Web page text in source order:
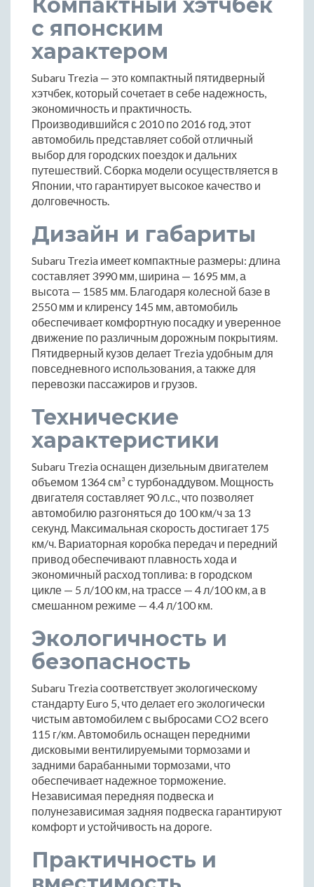
с японским
характером
Subaru Trezia — это компактный пятидверный
хэтчбек, который сочетает в себе надежность,
экономичность и практичность.
Производившийся с 2010 по 2016 год, этот
автомобиль представляет собой отличный
выбор для городских поездок и дальних
путешествий. Сборка модели осуществляется в
Японии, что гарантирует высокое качество и
долговечность.
Дизайн и габариты
Subaru Trezia имеет компактные размеры: длина
составляет 3990 мм, ширина — 1695 мм, а
высота — 1585 мм. Благодаря колесной базе в
2550 мм и клиренсу 145 мм, автомобиль
обеспечивает комфортную посадку и уверенное
движение по различным дорожным покрытиям.
Пятидверный кузов делает Trezia удобным для
повседневного использования, а также для
перевозки пассажиров и грузов.
Технические
характеристики
Subaru Trezia оснащен дизельным двигателем
объемом 1364 см³ с турбонаддувом. Мощность
двигателя составляет 90 л.с., что позволяет
автомобилю разгоняться до 100 км/ч за 13
секунд. Максимальная скорость достигает 175
км/ч. Вариаторная коробка передач и передний
привод обеспечивают плавность хода и
экономичный расход топлива: в городском
цикле — 5 л/100 км, на трассе — 4 л/100 км, а в
смешанном режиме — 4.4 л/100 км.
Экологичность и
безопасность
Subaru Trezia соответствует экологическому
стандарту Euro 5, что делает его экологически
чистым автомобилем с выбросами CO2 всего
115 г/км. Автомобиль оснащен передними
дисковыми вентилируемыми тормозами и
задними барабанными тормозами, что
обеспечивает надежное торможение.
Независимая передняя подвеска и
полунезависимая задняя подвеска гарантируют
комфорт и устойчивость на дороге.
Практичность и